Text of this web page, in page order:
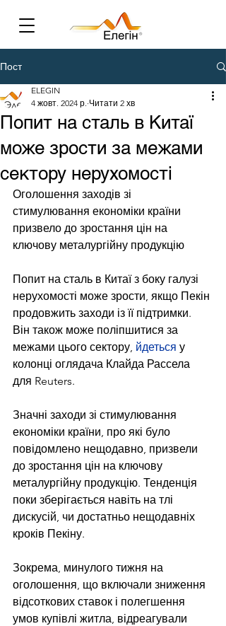
Пост
Попит на сталь в Китаї
може зрости за межами
сектору нерухомості
ELEGIN
4 жовт. 2024 р. Читати 2 хв
Оголошення заходів зі
стимулювання економіки країни
призвело до зростання цін на
ключову металургійну продукцію
Попит на сталь в Китаї з боку галузі
нерухомості може зрости, якщо Пекін
продовжить заходи із її підтримки.
Він також може поліпшитися за
межами цього сектору, йдеться у
колонці оглядача Клайда Рассела
для Reuters.
Значні заходи зі стимулювання
економіки країни, про які було
повідомлено нещодавно, призвели
до зростання цін на ключову
металургійну продукцію. Тенденція
поки зберігається навіть на тлі
дискусій, чи достатньо нещодавніх
кроків Пекіну.
Зокрема, минулого тижня на
оголошення, що включали зниження
відсоткових ставок і полегшення
умов купівлі житла, відреагували